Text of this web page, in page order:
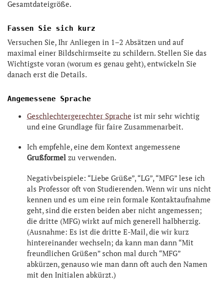
Gesamtdateigröße.
Fassen Sie sich kurz
Versuchen Sie, Ihr Anliegen in 1–2 Absätzen und auf
maximal einer Bildschirmseite zu schildern. Stellen Sie das
Wichtigste voran (worum es genau geht), entwickeln Sie
danach erst die Details.
Angemessene Sprache
Geschlechtergerechter Sprache ist mir sehr wichtig
und eine Grundlage für faire Zusammenarbeit.
Ich empfehle, eine dem Kontext angemessene
Grußformel zu verwenden.
Negativbeispiele: “Liebe Grüße”, “LG”, “MFG” lese ich
als Professor oft von Studierenden. Wenn wir uns nicht
kennen und es um eine rein formale Kontaktaufnahme
geht, sind die ersten beiden aber nicht angemessen;
die dritte (MFG) wirkt auf mich generell halbherzig.
(Ausnahme: Es ist die dritte E-Mail, die wir kurz
hintereinander wechseln; da kann man dann “Mit
freundlichen Grüßen” schon mal durch “MFG”
abkürzen, genauso wie man dann oft auch den Namen
mit den Initialen abkürzt.)